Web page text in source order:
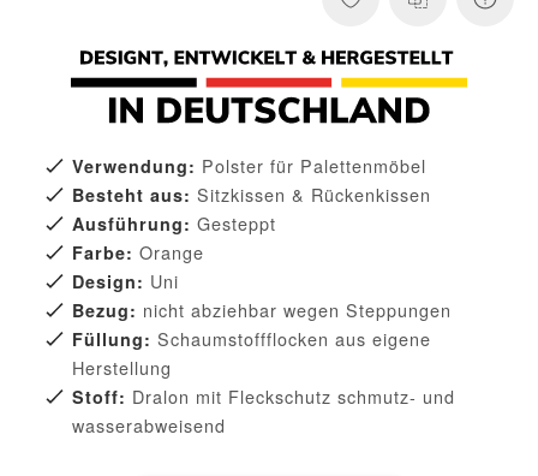
Verwendung: Polster für Palettenmöbel
Besteht aus: Sitzkissen & Rückenkissen
Ausführung: Gesteppt
Farbe: Orange
Design: Uni
Bezug: nicht abziehbar wegen Steppungen
Füllung: Schaumstoffflocken aus eigene
Herstellung
Stoff: Dralon mit Fleckschutz schmutz- und
wasserabweisend